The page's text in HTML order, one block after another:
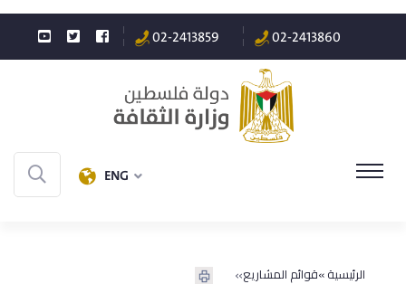
02-2413860
02-2413859
ENG
الرئيسية »قوائم المشاريع»